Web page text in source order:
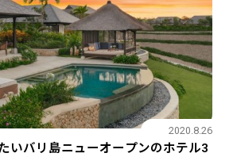
いバリ島ニューオープンのホテル3
2020.8.26